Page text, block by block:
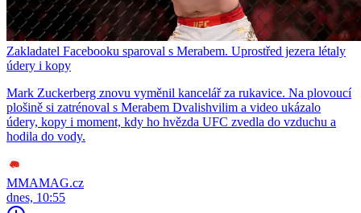
Zakladatel Facebooku sparoval s Merabem. Uprostřed jezera létaly
údery i kopy
Mark Zuckerberg znovu vyměnil kancelář za rukavice. Na plovoucí
plošině si zatrénoval s Merabem Dvalishvilim a video ukázalo
údery, kopy i moment, kdy ho hvězda UFC zvedla do vzduchu a
hodila do vody.
MMAMAG.cz
dnes, 10:55